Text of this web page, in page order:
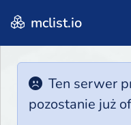
mclist.io
Ten serwer
pozostanie już